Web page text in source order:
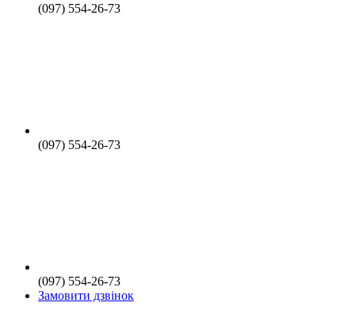
(097) 554-26-73
(097) 554-26-73
(097) 554-26-73
Замовити дзвінок